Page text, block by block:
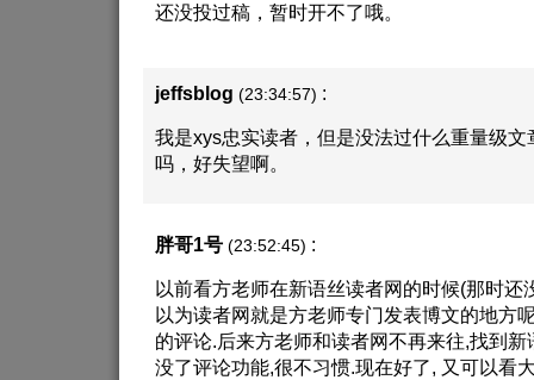
还没投过稿，暂时开不了哦。
jeffsblog (23:34:57) :
我是xys忠实读者，但是没法过什么重量级文
吗，好失望啊。
胖哥1号 (23:52:45) :
以前看方老师在新语丝读者网的时候(那时还
以为读者网就是方老师专门发表博文的地方
的评论.后来方老师和读者网不再来往,找到
没了评论功能,很不习惯.现在好了, 又可以看